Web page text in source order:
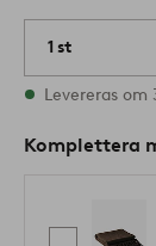
1 st
I lager
Levereras om
Komplettera